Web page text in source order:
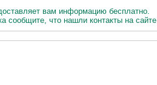
вам информацию бесплатно.
сообщите, что нашли контакты на сайте